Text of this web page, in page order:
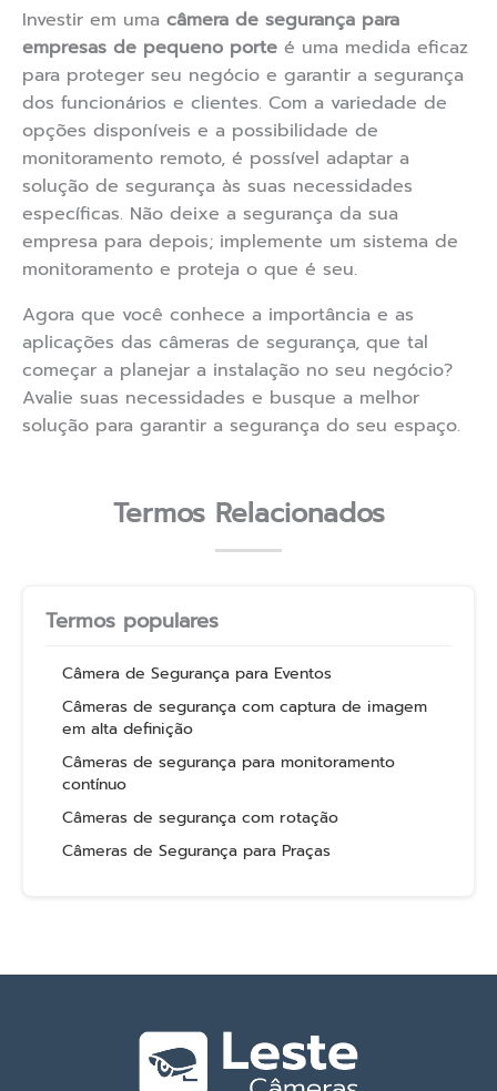
Investir em uma câmera de segurança para
empresas de pequeno porte é uma medida eficaz
para proteger seu negócio e garantir a segurança
dos funcionários e clientes. Com a variedade de
opções disponíveis e a possibilidade de
monitoramento remoto, é possível adaptar a
solução de segurança às suas necessidades
específicas. Não deixe a segurança da sua
empresa para depois; implemente um sistema de
monitoramento e proteja o que é seu.
Agora que você conhece a importância e as
aplicações das câmeras de segurança, que tal
começar a planejar a instalação no seu negócio?
Avalie suas necessidades e busque a melhor
solução para garantir a segurança do seu espaço.
Termos Relacionados
Termos populares
Câmera de Segurança para Eventos
Câmeras de segurança com captura de imagem
em alta definição
Câmeras de segurança para monitoramento
contínuo
Câmeras de segurança com rotação
Câmeras de Segurança para Praças